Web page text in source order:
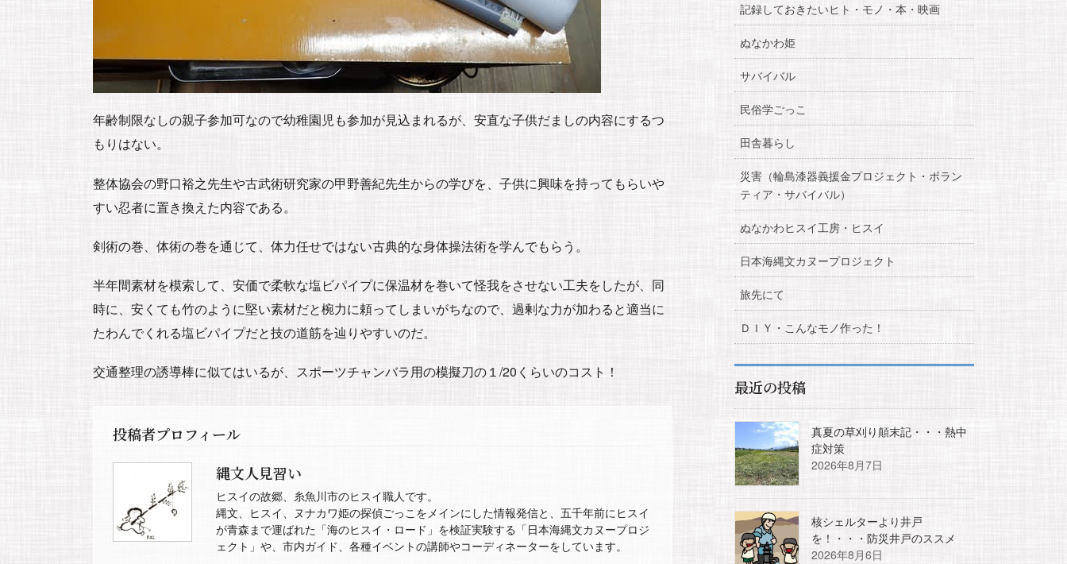
年齢制限なしの親子参加可なので幼稚園児も参加が見込まれるが、安直な子供だましの内容にするつ
もりはない。
整体協会の野口裕之先生や古武術研究家の甲野善紀先生からの学びを、子供に興味を持ってもらいや
すい忍者に置き換えた内容である。
剣術の巻、体術の巻を通じて、体力任せではない古典的な身体操法術を学んでもらう。
半年間素材を模索して、安価で柔軟な塩ビパイプに保温材を巻いて怪我をさせない工夫をしたが、同
時に、安くても竹のように堅い素材だと椀力に頼ってしまいがちなので、過剰な力が加わると適当に
たわんでくれる塩ビパイプだと技の道筋を辿りやすいのだ。
交通整理の誘導棒に似てはいるが、スポーツチャンバラ用の模擬刀の１/20くらいのコスト！
投稿者プロフィール
縄文人見習い
ヒスイの故郷、糸魚川市のヒスイ職人です。
縄文、ヒスイ、ヌナカワ姫の探偵ごっこをメインにした情報発信と、五千年前にヒスイ
が青森まで運ばれた「海のヒスイ・ロード」を検証実験する「日本海縄文カヌープロジ
ェクト」や、市内ガイド、各種イベントの講師やコーディネーターをしています。
記録しておきたいヒト・モノ・本・映画
ぬなかわ姫
サバイバル
民俗学ごっこ
田舎暮らし
災害（輪島漆器義援金プロジェクト・ボラン
ティア・サバイバル）
ぬなかわヒスイ工房・ヒスイ
日本海縄文カヌープロジェクト
旅先にて
ＤＩＹ・こんなモノ作った！
最近の投稿
真夏の草刈り顛末記・・・熱中
症対策
2026年8月7日
核シェルターより井戸
を！・・・防災井戸のススメ
2026年8月6日